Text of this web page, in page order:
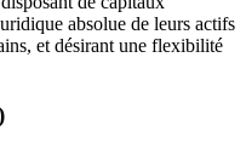
absolue de leurs actifs
et désirant une flexibilité